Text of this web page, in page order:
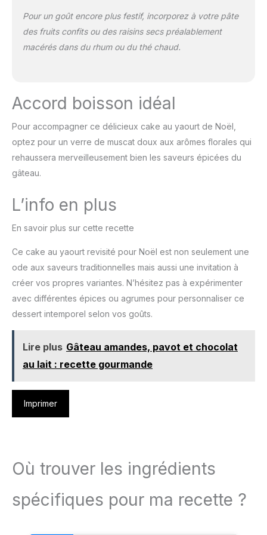
Pour un goût encore plus festif, incorporez à votre pâte
des fruits confits ou des raisins secs préalablement
macérés dans du rhum ou du thé chaud.
Accord boisson idéal
Pour accompagner ce délicieux cake au yaourt de Noël,
optez pour un verre de muscat doux aux arômes florales qui
rehaussera merveilleusement bien les saveurs épicées du
gâteau.
L’info en plus
En savoir plus sur cette recette
Ce cake au yaourt revisité pour Noël est non seulement une
ode aux saveurs traditionnelles mais aussi une invitation à
créer vos propres variantes. N’hésitez pas à expérimenter
avec différentes épices ou agrumes pour personnaliser ce
dessert intemporel selon vos goûts.
Lire plus Gâteau amandes, pavot et chocolat
au lait : recette gourmande
Imprimer
Où trouver les ingrédients
spécifiques pour ma recette ?